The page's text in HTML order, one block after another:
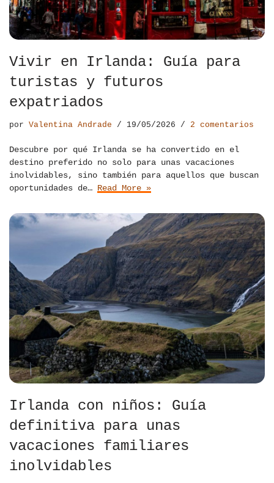
Vivir en Irlanda: Guía para
turistas y futuros
expatriados
por Valentina Andrade 19/05/2026 2 comentarios
Descubre por qué Irlanda se ha convertido en el
destino preferido no solo para unas vacaciones
inolvidables, sino también para aquellos que buscan
oportunidades de… Read More »
Irlanda con niños: Guía
definitiva para unas
vacaciones familiares
inolvidables